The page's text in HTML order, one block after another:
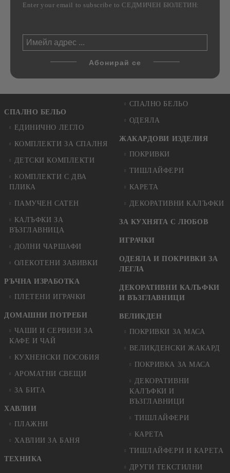
Enter your email to subscribe to СЕДМИЧЕН БЮЛЕТИН:
СПАЛНО БЕЛЬО
ЕДИНИЧНО ЛЕГЛО
КОМПЛЕКТИ ЗА СПАЛНЯ
ДЕТСКИ КОМПЛЕКТИ
КОМПЛЕКТИ С ДВА
ПЛИКА
ПАМУЧЕН САТЕН
КАЛЪФКИ ЗА
ВЪЗГЛАВНИЦА
ДОЛНИ ЧАРШАФИ
ОЛЕКОТЕНИ ЗАВИВКИ
РЪЧНА ИЗРАБОТКА
ПЛЕТЕНИ ИГРАЧКИ
ДОМАШНИ ПОТРЕБИ
ЧАШИ И СЕРВИЗИ ЗА
КАФЕ И ЧАЙ
КУХНЕНСКИ ПОСОБИЯ
АРОМАТНИ СВЕЩИ
ЗА БИТА
ХАВЛИИ
ПЛАЖНИ
ХАВЛИИ ЗА БАНЯ
ТЕХНИКА
СПАЛНО БЕЛЬО
ОДЕЯЛА
ЖАКАРДОВИ ИЗДЕЛИЯ
ПОКРИВКИ
ТИШЛАЙФЕРИ
КАРЕТА
ДЕКОРАТИВНИ КАЛЪФКИ
ЗА КУХНЯТА С ЛЮБОВ
ИГРАЧКИ
ОДЕЯЛА И ПОКРИВКИ ЗА
ЛЕГЛА
ДЕКОРАТИВНИ КАЛЪФКИ
И ВЪЗГЛАВНИЦИ
ВЕЛИКДЕН
ПОКРИВКИ ЗА МАСА
ВЕЛИКДЕНСКИ ЖАКАРД
ПОКРИВКА ЗА МАСА
ДЕКОРАТИВНИ
КАЛЪФКИ И
ВЪЗГЛАВНИЦИ
ТИШЛАЙФЕРИ
КАРЕТА
ТИШЛАЙФЕРИ И КАРЕТА
ДРУГИ ТЕКСТИЛНИ